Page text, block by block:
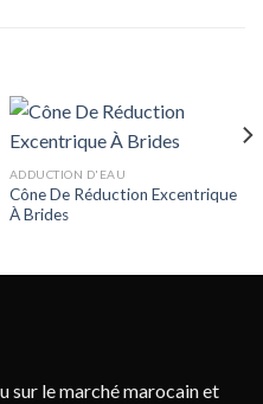
ADDUCTION D'EAU
Cône De Réduction Excentrique
À Brides
sur le marché marocain et